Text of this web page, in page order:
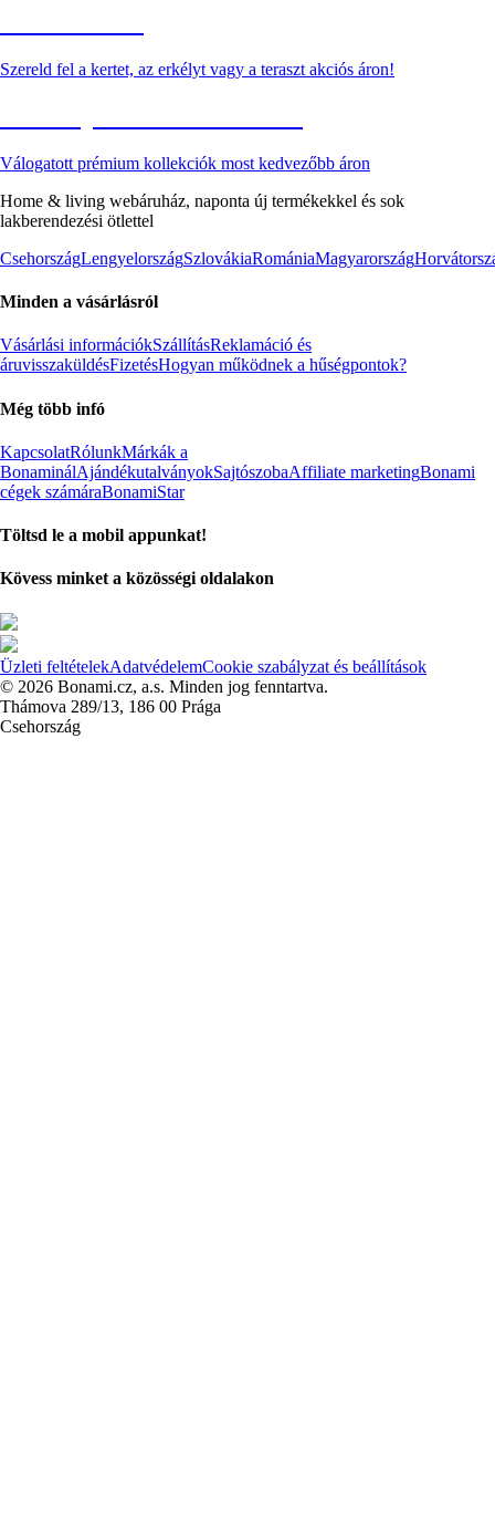
Szereld fel a kertet, az erkélyt vagy a teraszt akciós áron!
Válogatott prémium kollekciók most kedvezőbb áron
Home & living webáruház, naponta új termékekkel és sok
lakberendezési ötlettel
CsehországLengyelországSzlovákiaRomániaMagyarország
Minden a vásárlásról
Vásárlási információkSzállításReklamáció és
áruvisszaküldésFizetésHogyan működnek a hűségpontok?
Még több infó
KapcsolatRólunkMárkák a
BonaminálAjándékutalványokSajtószobaAffiliate marketingBonami
cégek számáraBonamiStar
Töltsd le a mobil appunkat!
Kövess minket a közösségi oldalakon
Üzleti feltételekAdatvédelemCookie szabályzat és beállítások
© 2026 Bonami.cz, a.s. Minden jog fenntartva.
Thámova 289/13, 186 00 Prága
Csehország